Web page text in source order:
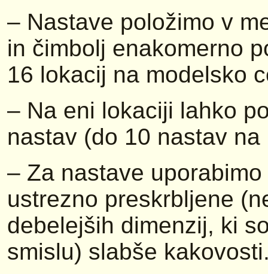
– Nastave položimo v
in čimbolj enakomerno
16 lokacij na modelsko
– Na eni lokaciji lahko
nastav (do 10 nastav na
– Za nastave
ustrezno preskrbljene
debelejših dimenzij, ki
smislu) slabše